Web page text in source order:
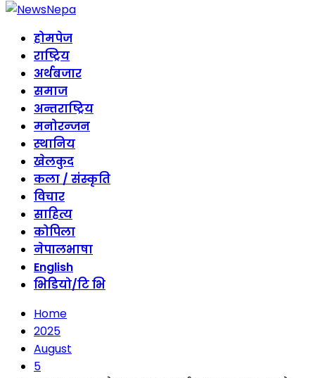
होमपेज
राष्ट्रिय
अर्थबजार
समाज
अन्तराष्ट्रिय
मनोरन्जन
स्थानिय
खेलकुद
कला / संस्कृति
विचार
साहित्य
कोपिला
नेपालभाषा
English
भिडियो/टि भि
Home
2025
August
5